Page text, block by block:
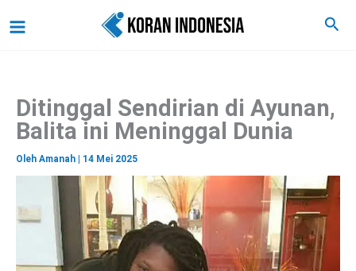
ke
Cari
Ditinggal Sendirian di Ayunan,
Balita ini Meninggal Dunia
Oleh Amanah 14 Mei 2025
a